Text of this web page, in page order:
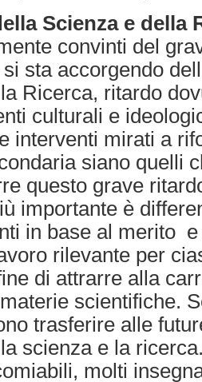
Scienza e della
convinti del
sta accorgendo
Ricerca, ritardo
culturali e
interventi mirati a
siano quelli
questo grave
importante è
in base al merito
rilevante per
di attrarre alla
scientifiche.
trasferire alle
scienza e la
molti